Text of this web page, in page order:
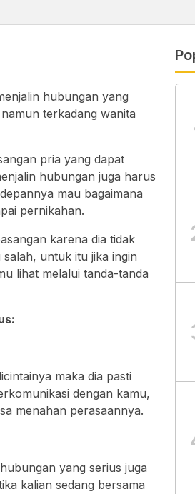
hubungan yang
terkadang wanita
pria yang dapat
hubungan juga harus
mau bagaimana
pernikahan.
karena dia tidak
untuk itu jika ingin
lihat melalui tanda-tanda
maka dia pasti
dengan kamu,
menahan perasaannya.
yang serius juga
kalian sedang bersama